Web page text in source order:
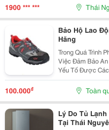
1900 *** *** Thái
Bảo Hộ Lao
Hãng
Trong Quá Trình
Việc Đảm Bảo
Yếu Tố Được
Tại Thái Nguyên,
Cov Tại Thái
100.000₫ Toàn
Lý Do Tủ
Tại Thái